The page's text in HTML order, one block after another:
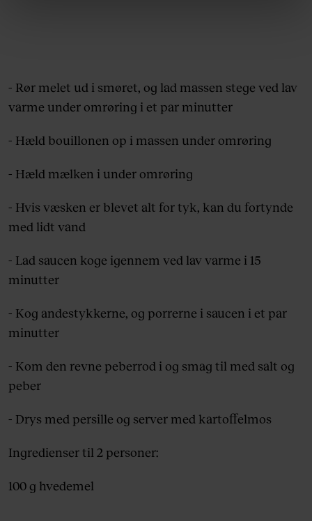
- Rør melet ud i smøret, og lad massen stege ved lav
varme under omrøring i et par minutter
- Hæld bouillonen op i massen under omrøring
- Hæld mælken i under omrøring
- Hvis væsken er blevet alt for tyk, kan du fortynde
med lidt vand
- Lad saucen koge igennem ved lav varme i 15
minutter
- Kog andestykkerne, og porrerne i saucen i et par
minutter
- Kom den revne peberrod i og smag til med salt og
peber
- Drys med persille og server med kartoffelmos
Ingredienser til 2 personer:
100 g hvedemel